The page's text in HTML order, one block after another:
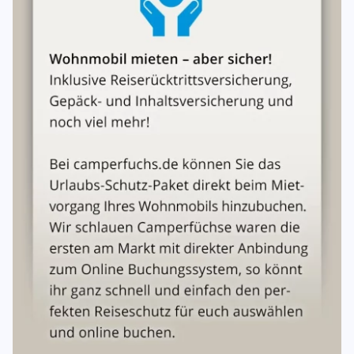
Vermieter das Auftanken. Für diese zusätzliche Leistung
kann der Vermieter die Bezah- lung einer angemessenen
nachgefüllten Kraftstoff muss der Mieter auf Nachweis
zum Tagespreis vergüten.
Versicherung
Das Fahrzeug ist als Selbstfahrervermietfahrzeug wie folgt
Selbstbeteiligung von 1.000,00 € Teilkaskoversicherung
mit einer Selbstbeteiligung von 500,00 € Die
Kaskoversicherung gilt innerhalb der geografischen
Grenzen Europas.
Haftung bei Unfällen
Der Mieter wird wegen der Haftung bei Verkehrsunfällen
hingewiesen. Mehrere Mieter haften für alle Ansprüche, die
ihren Ursprung in diesem Mietverhältnis haben, als
Gesamtschuldner und bilden eine Mietergemeinschaft.
Jeder Mieter hat identische Rechte und Pflichte